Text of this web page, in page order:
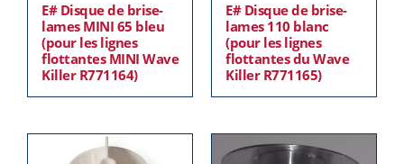
E# Disque de brise-
lames MINI 65 bleu
(pour les lignes
flottantes MINI Wave
Killer R771164)
E# Disque de brise-
lames 110 blanc
(pour les lignes
flottantes du Wave
Killer R771165)